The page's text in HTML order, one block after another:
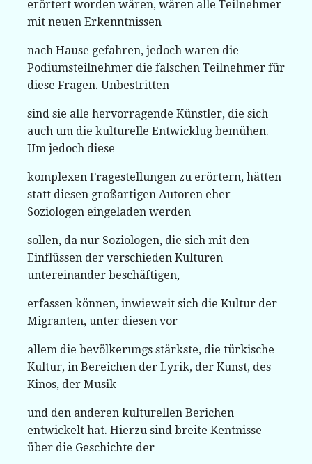
erörtert worden wären, wären alle Teilnehmer
mit neuen Erkenntnissen
nach Hause gefahren, jedoch waren die
Podiumsteilnehmer die falschen Teilnehmer für
diese Fragen. Unbestritten
sind sie alle hervorragende Künstler, die sich
auch um die kulturelle Entwicklug bemühen.
Um jedoch diese
komplexen Fragestellungen zu erörtern, hätten
statt diesen großartigen Autoren eher
Soziologen eingeladen werden
sollen, da nur Soziologen, die sich mit den
Einflüssen der verschieden Kulturen
untereinander beschäftigen,
erfassen können, inwieweit sich die Kultur der
Migranten, unter diesen vor
allem die bevölkerungs stärkste, die türkische
Kultur, in Bereichen der Lyrik, der Kunst, des
Kinos, der Musik
und den anderen kulturellen Berichen
entwickelt hat. Hierzu sind breite Kentnisse
über die Geschichte der